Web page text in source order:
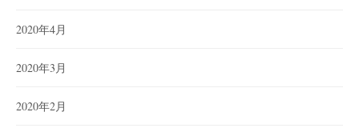
2020年4月
2020年3月
2020年2月